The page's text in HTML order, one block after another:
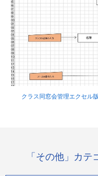
クラス同窓会管理エクセル版
「その他」カ